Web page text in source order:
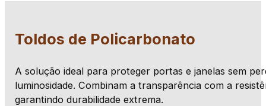
Toldos de Policarbonato
A solução ideal para proteger portas e janelas sem
luminosidade. Combinam a transparência com a
garantindo durabilidade extrema.